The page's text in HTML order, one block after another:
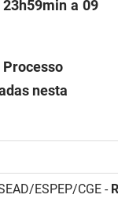
a 09
nesta
ESPEP/CGE -